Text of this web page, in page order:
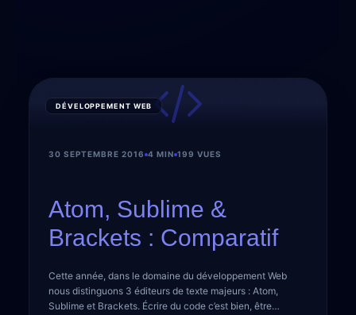
DÉVELOPPEMENT WEB
30 SEPTEMBRE 2016 4 MIN 199 VUES
Atom, Sublime &
Brackets : Comparatif
Cette année, dans le domaine du développement Web
nous distinguons 3 éditeurs de texte majeurs : Atom,
Sublime et Brackets. Écrire du code c’est bien, être